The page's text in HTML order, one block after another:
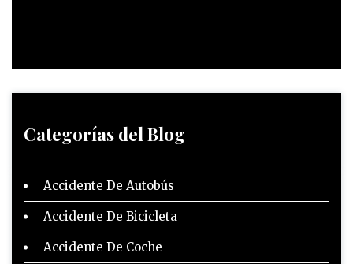
Categorías del Blog
Accidente De Autobús
Accidente De Bicicleta
Accidente De Coche